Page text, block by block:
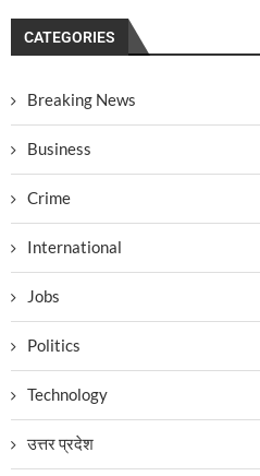
CATEGORIES
Breaking News
Business
Crime
International
Jobs
Politics
Technology
उत्तर प्रदेश